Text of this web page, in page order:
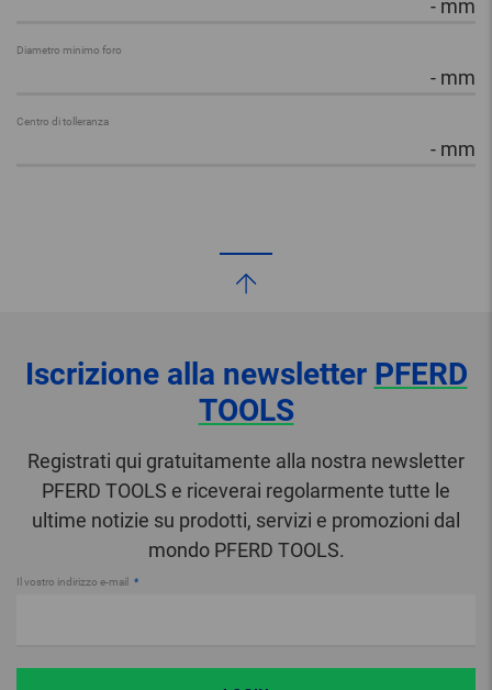
- mm
Diametro minimo foro
- mm
Centro di tolleranza
- mm
Iscrizione alla newsletter PFERD
TOOLS
Registrati qui gratuitamente alla nostra newsletter
PFERD TOOLS e riceverai regolarmente tutte le
ultime notizie su prodotti, servizi e promozioni dal
mondo PFERD TOOLS.
Il vostro indirizzo e-mail